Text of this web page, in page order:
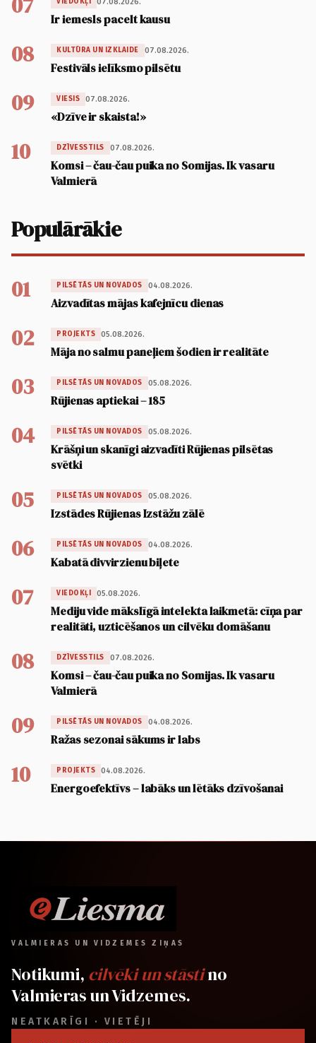
Ir iemesls pacelt kausu
08 KULTŪRA UN IZKLAIDE 07.08.2026.
Festivāls ielīksmo pilsētu
09 VIESIS 07.08.2026.
«Dzīve ir skaista!»
10 DZĪVESSTILS 07.08.2026.
Komsi – čau-čau puika no Somijas. Ik vasaru
Valmierā
Populārākie
01 PILSĒTĀS UN NOVADOS 04.08.2026.
Aizvadītas mājas kafejnīcu dienas
02 PROJEKTS 05.08.2026.
Māja no salmu paneļiem šodien ir realitāte
03 PILSĒTĀS UN NOVADOS 05.08.2026.
Rūjienas aptiekai – 185
04 PILSĒTĀS UN NOVADOS 05.08.2026.
Krāšņi un skanīgi aizvadīti Rūjienas pilsētas
svētki
05 PILSĒTĀS UN NOVADOS 05.08.2026.
Izstādes Rūjienas Izstāžu zālē
06 PILSĒTĀS UN NOVADOS 04.08.2026.
Kabatā divvirzienu biļete
07 VIEDOKĻI 05.08.2026.
Mediju vide mākslīgā intelekta laikmetā: cīņa par
realitāti, uzticēšanos un cilvēku domāšanu
08 DZĪVESSTILS 07.08.2026.
Komsi – čau-čau puika no Somijas. Ik vasaru
Valmierā
09 PILSĒTĀS UN NOVADOS 04.08.2026.
Ražas sezonai sākums ir labs
10 PROJEKTS 04.08.2026.
Energoefektīvs – labāks un lētāks dzīvošanai
VALMIERAS UN VIDZEMES ZIŅAS
Notikumi, cilvēki un stāstino
Valmieras un Vidzemes.
NEATKARĪGI · VIETĒJI